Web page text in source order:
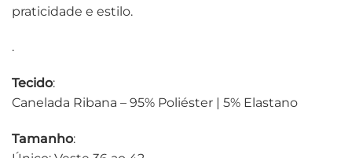
praticidade e estilo.
.
Tecido:
Canelada Ribana – 95% Poliéster | 5% Elastano
Tamanho: